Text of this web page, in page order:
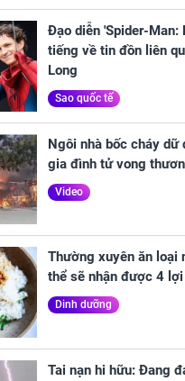
Đạo diễn 'Spider-Man:
tiếng về tin đồn liên
Long
Sao quốc tế
Ngôi nhà bốc cháy
gia đình tử vong
Video
Thường xuyên ăn loại
thể sẽ nhận được 4
Dinh dưỡng
Tai nạn hi hữu: Đang